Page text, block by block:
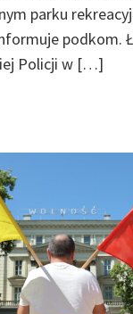
parku
podkom.
Policji w […]